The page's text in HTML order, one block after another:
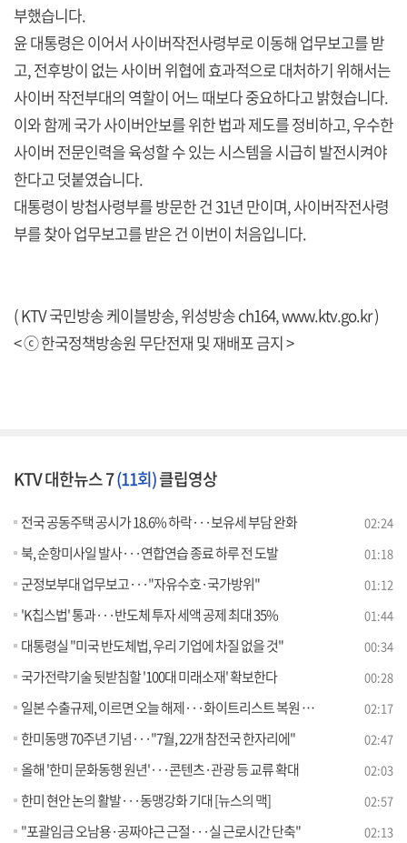
부했습니다.
윤 대통령은 이어서 사이버작전사령부로 이동해 업무보고를 받
고, 전후방이 없는 사이버 위협에 효과적으로 대처하기 위해서는
사이버 작전부대의 역할이 어느 때보다 중요하다고 밝혔습니다.
이와 함께 국가 사이버안보를 위한 법과 제도를 정비하고, 우수한
사이버 전문인력을 육성할 수 있는 시스템을 시급히 발전시켜야
한다고 덧붙였습니다.
대통령이 방첩사령부를 방문한 건 31년 만이며, 사이버작전사령
부를 찾아 업무보고를 받은 건 이번이 처음입니다.
( KTV 국민방송 케이블방송, 위성방송 ch164,www.ktv.go.kr)
< ⓒ 한국정책방송원 무단전재 및 재배포 금지 >
KTV 대한뉴스 7(11회)클립영상
전국 공동주택 공시가 18.6% 하락···보유세 부담 완화 02:24
북, 순항미사일 발사···연합연습 종료 하루 전 도발 01:18
군정보부대 업무보고···"자유수호·국가방위" 01:12
'K칩스법' 통과···반도체 투자 세액 공제 최대 35% 01:44
대통령실 "미국 반도체법, 우리 기업에 차질 없을 것" 00:34
국가전략기술 뒷받침할 '100대 미래소재' 확보한다 00:28
일본 수출규제, 이르면 오늘 해제···화이트리스트 복원 착수 02:17
한미동맹 70주년 기념···"7월, 22개 참전국 한자리에" 02:47
올해 '한미 문화동행 원년'···콘텐츠·관광 등 교류 확대 02:03
한미 현안 논의 활발···동맹강화 기대 [뉴스의 맥] 02:57
"포괄임금 오남용·공짜야근 근절···실 근로시간 단축" 02:13